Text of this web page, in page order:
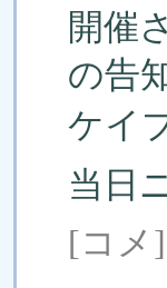
開催
の告
ケイ
当日
[コメ]